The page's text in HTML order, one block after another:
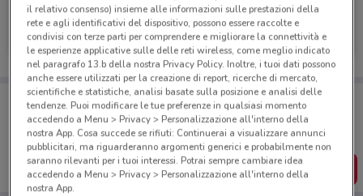
Deutsche Bank
Scade il 31/08 597 m
Porta DoveConviene sempre con te!
Puoi trovare le migliori offerte dei negozi vicino a te,
salvarle e creare la tua lista del risparmio, comodamente
dal tuo cellulare.
SCARICA L’APP
il relativo consenso) insieme alle informazioni sulle prestazioni della
rete e agli identificativi del dispositivo, possono essere raccolte e
condivisi con terze parti per comprendere e migliorare la connettività e
le esperienze applicative sulle delle reti wireless, come meglio indicato
nel paragrafo 13.b della nostra Privacy Policy. Inoltre, i tuoi dati possono
anche essere utilizzati per la creazione di report, ricerche di mercato,
scientifiche e statistiche, analisi basate sulla posizione e analisi delle
tendenze. Puoi modificare le tue preferenze in qualsiasi momento
accedendo a Menu > Privacy > Personalizzazione all'interno della
nostra App. Cosa succede se rifiuti: Continuerai a visualizzare annunci
pubblicitari, ma riguarderanno argomenti generici e probabilmente non
saranno rilevanti per i tuoi interessi. Potrai sempre cambiare idea
accedendo a Menu > Privacy > Personalizzazione all'interno della
nostra App.